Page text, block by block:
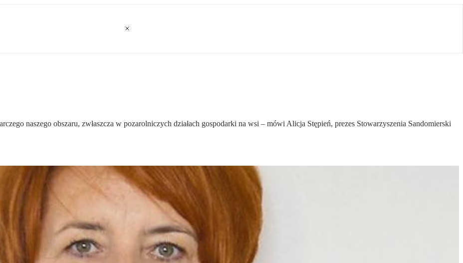
naszego obszaru, zwłaszcza w pozarolniczych działach gospodarki na wsi – mówi Alicja Stępień, prezes Stowarzyszenia Sandomierski